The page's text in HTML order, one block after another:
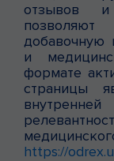
отзывов и
добавочную
и
формате
страницы
https://